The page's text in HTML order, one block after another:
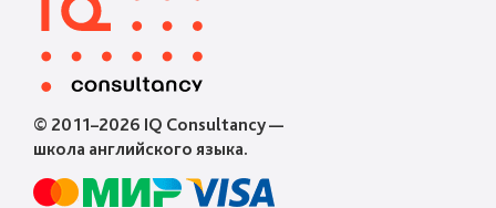
© 2011–2026 IQ Consultancy —
школа английского языка.